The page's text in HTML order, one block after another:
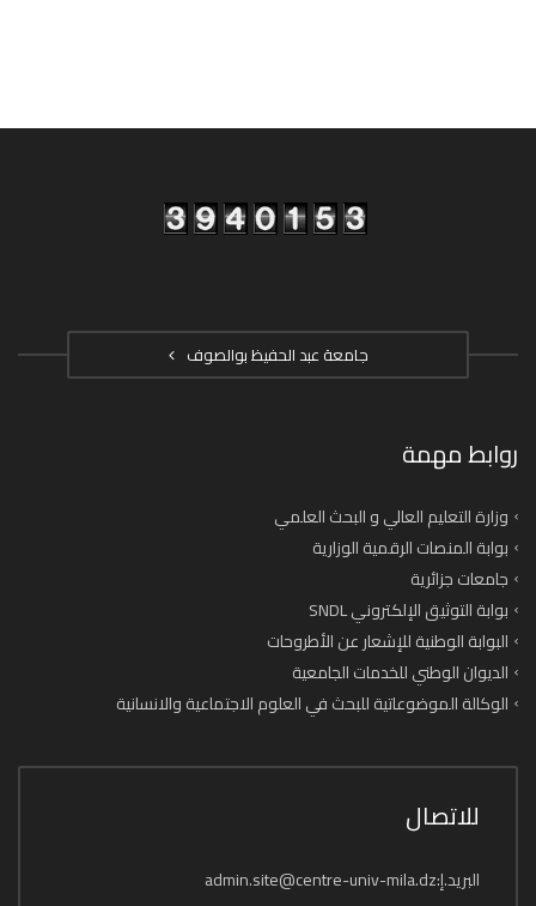
جامعة عبد الحفيظ بوالصوف
روابط مهمة
وزارة التعليم العالي و البحث العلمي
بوابة المنصات الرقمية الوزارية
جامعات جزائرية
بوابة التوثيق الإلكتروني SNDL
البوابة الوطنية للإشعار عن الأطروحات
الديوان الوطني للخدمات الجامعية
الوكالة الموضوعاتية للبحث في العلوم الاجتماعية والانسانية
للاتصال
البريد.إ:admin.site@centre-univ-mila.dz